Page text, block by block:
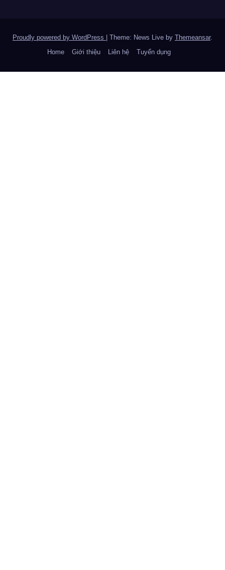
Proudly powered by WordPress | Theme: News Live by Themeansar.
Home
Giới thiệu Liên hệ Tuyển dụng